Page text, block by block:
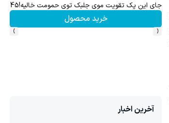
جای این پک تقویت موی جلبک توی حمومت خالیه!45%تخفیف
خرید محصول
‹
›
آخرین اخبار